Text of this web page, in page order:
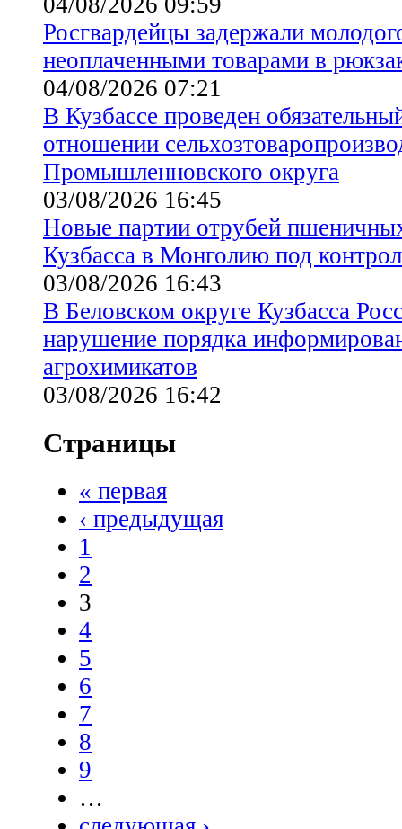
Росгвардейцы задержали
неоплаченными товарами в
04/08/2026 07:21
В Кузбассе проведен
отношении
Промышленновского округа
03/08/2026 16:45
Новые партии отрубей
Кузбасса в Монголию под
03/08/2026 16:43
В Беловском округе Кузбасса
нарушение порядка
агрохимикатов
03/08/2026 16:42
Страницы
« первая
‹ предыдущая
1
2
3
4
5
6
7
8
9
…